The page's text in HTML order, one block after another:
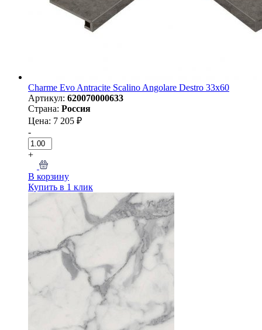
Charme Evo Antracite Scalino Angolare Destro 33х60
Артикул: 620070000633
Страна: Россия
Цена: 7 205 ₽
-
+
В корзину
Купить в 1 клик